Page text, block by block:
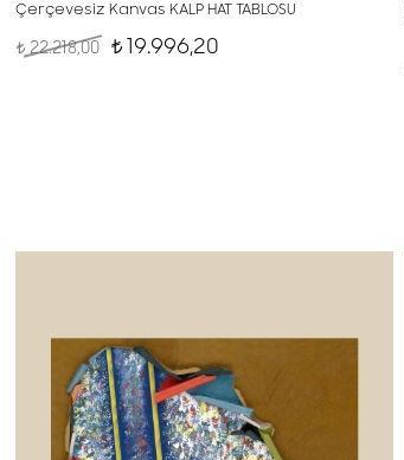
Çerçevesiz Kanvas KALP HAT TABLOSU
t 22.218,00 t19.996,20